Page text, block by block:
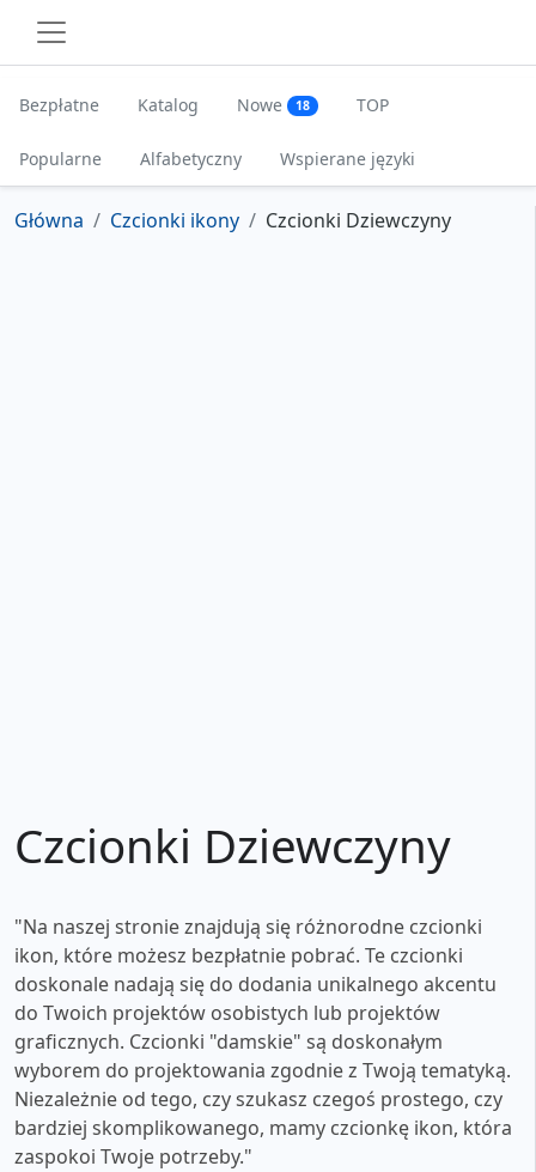
Bezpłatne Katalog Nowe 18 TOP
Popularne Alfabetyczny Wspierane języki
Główna Czcionki ikony Czcionki Dziewczyny
Czcionki Dziewczyny
"Na naszej stronie znajdują się różnorodne czcionki
ikon, które możesz bezpłatnie pobrać. Te czcionki
doskonale nadają się do dodania unikalnego akcentu
do Twoich projektów osobistych lub projektów
graficznych. Czcionki "damskie" są doskonałym
wyborem do projektowania zgodnie z Twoją tematyką.
Niezależnie od tego, czy szukasz czegoś prostego, czy
bardziej skomplikowanego, mamy czcionkę ikon, która
zaspokoi Twoje potrzeby."